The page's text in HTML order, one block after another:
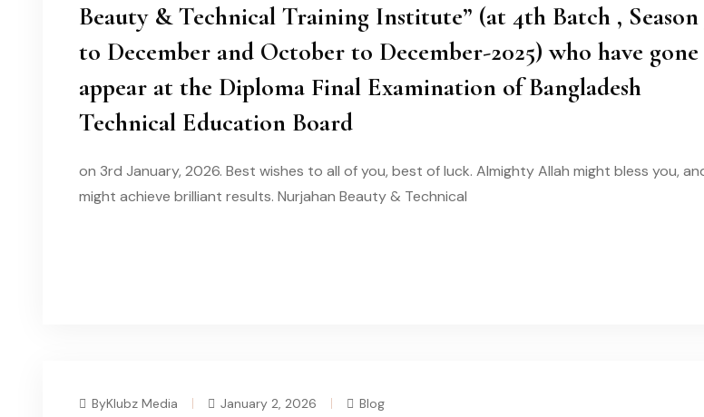
Beauty & Technical Training Institute” (at 4th Batch , Season
to December and October to December-2025) who have
appear at the Diploma Final Examination of Bangladesh
Technical Education Board
on 3rd January, 2026. Best wishes to all of you, best of luck. Almighty Allah might bless you,
might achieve brilliant results. Nurjahan Beauty & Technical
ByKlubz Media January 2, 2026 Blog